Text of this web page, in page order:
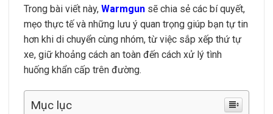
Trong bài viết này, Warmgun sẽ chia sẻ các bí quyết,
mẹo thực tế và những lưu ý quan trọng giúp bạn tự tin
hơn khi di chuyển cùng nhóm, từ việc sắp xếp thứ tự
xe, giữ khoảng cách an toàn đến cách xử lý tình
huống khẩn cấp trên đường.
Mục lục